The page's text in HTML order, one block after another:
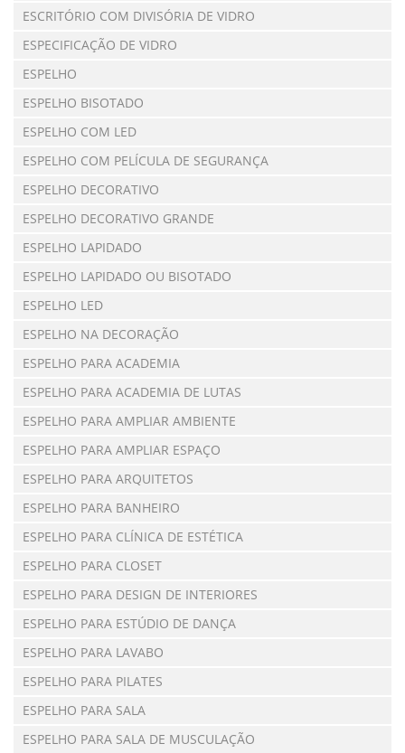
ESCRITÓRIO COM DIVISÓRIA DE VIDRO
ESPECIFICAÇÃO DE VIDRO
ESPELHO
ESPELHO BISOTADO
ESPELHO COM LED
ESPELHO COM PELÍCULA DE SEGURANÇA
ESPELHO DECORATIVO
ESPELHO DECORATIVO GRANDE
ESPELHO LAPIDADO
ESPELHO LAPIDADO OU BISOTADO
ESPELHO LED
ESPELHO NA DECORAÇÃO
ESPELHO PARA ACADEMIA
ESPELHO PARA ACADEMIA DE LUTAS
ESPELHO PARA AMPLIAR AMBIENTE
ESPELHO PARA AMPLIAR ESPAÇO
ESPELHO PARA ARQUITETOS
ESPELHO PARA BANHEIRO
ESPELHO PARA CLÍNICA DE ESTÉTICA
ESPELHO PARA CLOSET
ESPELHO PARA DESIGN DE INTERIORES
ESPELHO PARA ESTÚDIO DE DANÇA
ESPELHO PARA LAVABO
ESPELHO PARA PILATES
ESPELHO PARA SALA
ESPELHO PARA SALA DE MUSCULAÇÃO